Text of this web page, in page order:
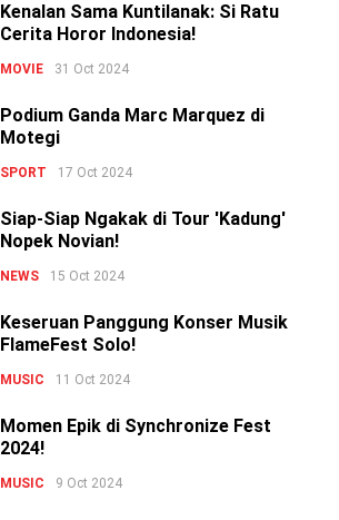
Kenalan Sama Kuntilanak: Si Ratu
Cerita Horor Indonesia!
MOVIE 31 Oct 2024
Podium Ganda Marc Marquez di
Motegi
SPORT 17 Oct 2024
Siap-Siap Ngakak di Tour 'Kadung'
Nopek Novian!
NEWS 15 Oct 2024
Keseruan Panggung Konser Musik
FlameFest Solo!
MUSIC 11 Oct 2024
Momen Epik di Synchronize Fest
2024!
MUSIC 9 Oct 2024